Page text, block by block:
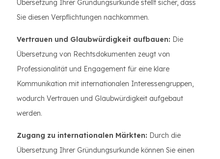
Übersetzung Ihrer Gründungsurkunde stellt sicher, dass
Sie diesen Verpflichtungen nachkommen.
Vertrauen und Glaubwürdigkeit aufbauen: Die
Übersetzung von Rechtsdokumenten zeugt von
Professionalität und Engagement für eine klare
Kommunikation mit internationalen Interessengruppen,
wodurch Vertrauen und Glaubwürdigkeit aufgebaut
werden.
Zugang zu internationalen Märkten: Durch die
Übersetzung Ihrer Gründungsurkunde können Sie einen